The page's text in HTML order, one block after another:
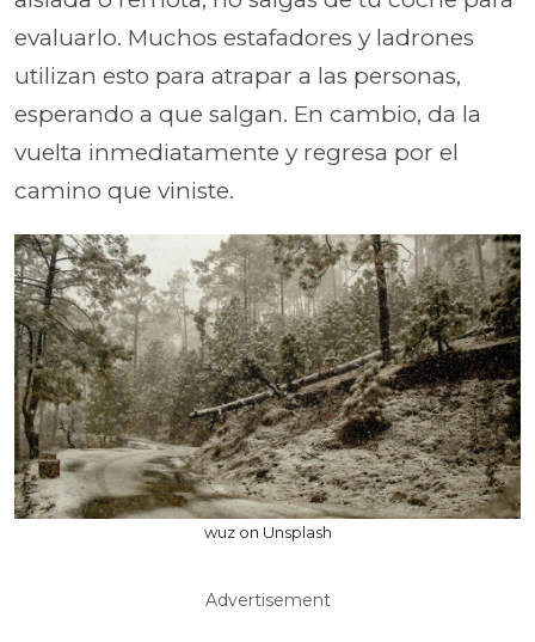
evaluarlo. Muchos estafadores y ladrones
utilizan esto para atrapar a las personas,
esperando a que salgan. En cambio, da la
vuelta inmediatamente y regresa por el
camino que viniste.
wuz on Unsplash
Advertisement